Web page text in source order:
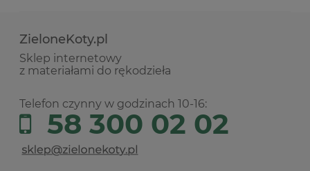
ZieloneKoty.pl
Sklep internetowy
z materiałami do rękodzieła
Telefon czynny w godzinach 10-16:
58 300 02 02